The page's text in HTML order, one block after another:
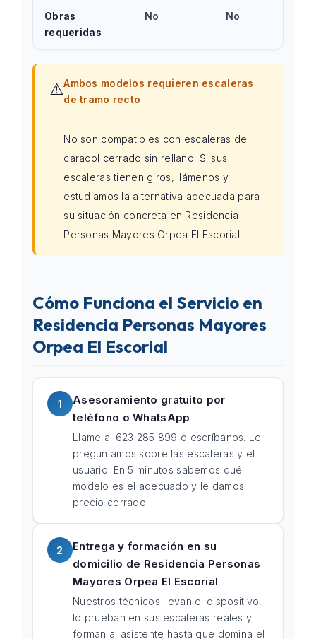
Obras
requeridas
No No
⚠️Ambos modelos requieren escaleras
de tramo recto
No son compatibles con escaleras de
caracol cerrado sin rellano. Si sus
escaleras tienen giros, llámenos y
estudiamos la alternativa adecuada para
su situación concreta en Residencia
Personas Mayores Orpea El Escorial.
Cómo Funciona el Servicio en
Residencia Personas Mayores
Orpea El Escorial
1
Asesoramiento gratuito por
teléfono o WhatsApp
Llame al 623 285 899 o escríbanos. Le
preguntamos sobre las escaleras y el
usuario. En 5 minutos sabemos qué
modelo es el adecuado y le damos
precio cerrado.
2
Entrega y formación en su
domicilio de Residencia Personas
Mayores Orpea El Escorial
Nuestros técnicos llevan el dispositivo,
lo prueban en sus escaleras reales y
forman al asistente hasta que domina el